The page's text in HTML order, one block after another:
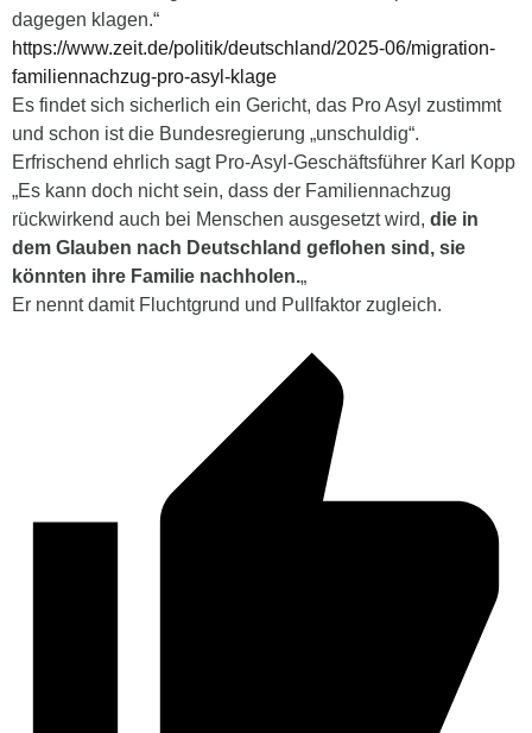
dagegen klagen.“
https://www.zeit.de/politik/deutschland/2025-06/migration-
familiennachzug-pro-asyl-klage
Es findet sich sicherlich ein Gericht, das Pro Asyl zustimmt
und schon ist die Bundesregierung „unschuldig“.
Erfrischend ehrlich sagt Pro-Asyl-Geschäftsführer Karl Kopp
„Es kann doch nicht sein, dass der Familiennachzug
rückwirkend auch bei Menschen ausgesetzt wird, die in
dem Glauben nach Deutschland geflohen sind, sie
könnten ihre Familie nachholen.„
Er nennt damit Fluchtgrund und Pullfaktor zugleich.